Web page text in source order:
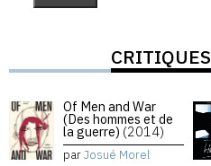
CRITIQUES
Of Men and War
(Des hommes et de
la guerre) (2014)
parJosué Morel